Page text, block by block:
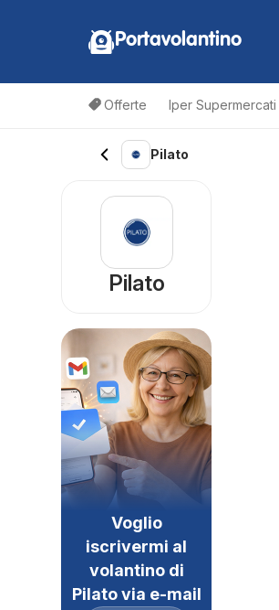
Portavolantino
Offerte Iper Supermercati
Pilato
Pilato
Voglio
iscrivermi al
volantino di
Pilato via e-mail